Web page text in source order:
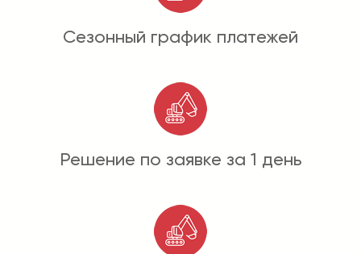
Сезонный график платежей
Решение по заявке за 1 день